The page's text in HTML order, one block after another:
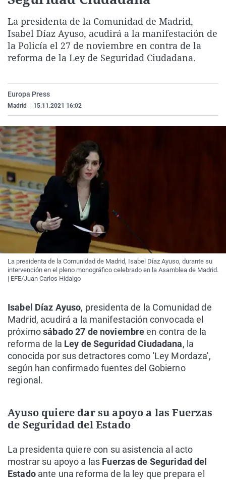
Gente viajera
Como el perro y el
Retornados
Equipo de
Operación Viuda
Galicia
La Rioja
Navarra
Televisión
Elecciones
La presidenta de la Comunidad de Madrid,
Isabel Díaz Ayuso, acudirá a la manifestación de
la Policía el 27 de noviembre en contra de la
reforma de la Ley de Seguridad Ciudadana.
Europa Press
Madrid 15.11.2021 16:02
La presidenta de la Comunidad de Madrid, Isabel Díaz Ayuso, durante su
intervención en el pleno monográfico celebrado en la Asamblea de Madrid.
| EFE/Juan Carlos Hidalgo
Isabel Díaz Ayuso, presidenta de la Comunidad de
Madrid, acudirá a la manifestación convocada el
próximosábado 27 de noviembreen contra de la
reforma de la Ley de Seguridad Ciudadana, la
conocida por sus detractores como 'Ley Mordaza',
según han confirmado fuentes del Gobierno
regional.
Ayuso quiere dar su apoyo a las Fuerzas
de Seguridad del Estado
La presidenta quiere con su asistencia al acto
mostrar su apoyo a las Fuerzas de Seguridad del
Estadoante una reforma de la ley que prepara el